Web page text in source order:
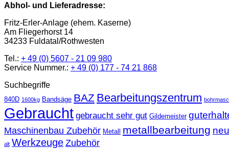
Abhol- und Lieferadresse:
Fritz-Erler-Anlage (ehem. Kaserne)
Am Fliegerhorst 14
34233 Fuldatal/Rothwesten
Tel.: + 49 (0) 5607 - 21 09 980
Service Nummer.: + 49 (0) 177 - 74 21 868
Suchbegriffe
840D 1600kg Bandsäge BAZ Bearbeitungszentrum
Gebraucht gebraucht sehr gut Gildemeister
Maschinenbau Zubehör Metall metallbearbeitung neu
alt Werkzeuge Zubehör